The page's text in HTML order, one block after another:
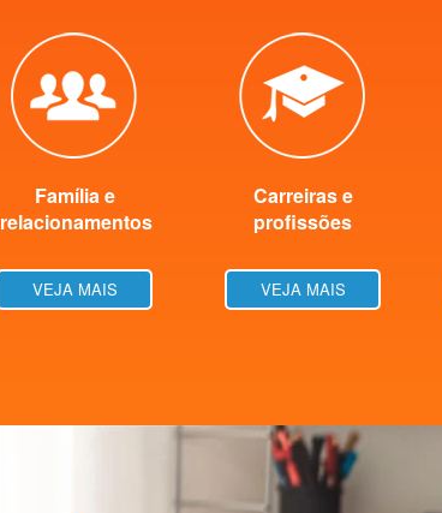
Família e
relacionamentos
VEJA MAIS
Carreiras e
profissões
VEJA MAIS